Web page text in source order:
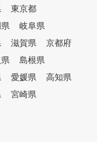
東京都
岐阜県
滋賀県
京都府
島根県
愛媛県
高知県
宮崎県